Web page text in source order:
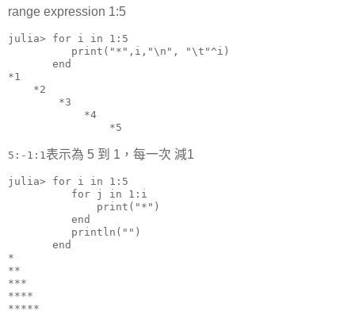
range expression 1:5
julia> for i in 1:5
          print("*",i,"\n", "\t"^i)
       end
*1
    *2
        *3
            *4
                *5
5:-1:1表示為 5 到 1，每一次 減1
julia> for i in 1:5
          for j in 1:i
              print("*")
          end
          println("")
       end
*
**
***
****
*****